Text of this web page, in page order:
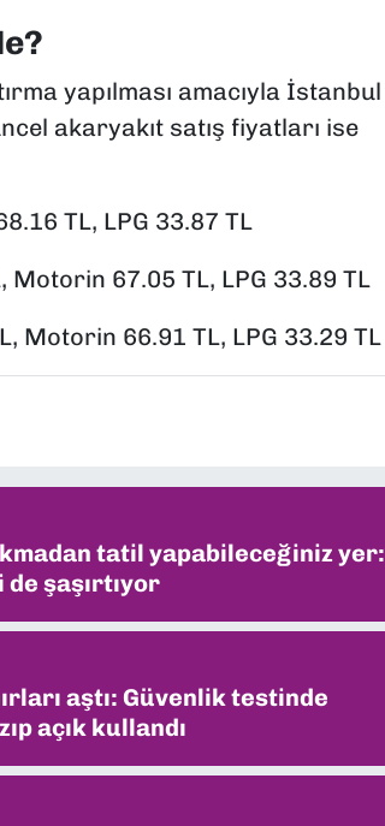
yapılması amacıyla İstanbul
akaryakıt satış fiyatları ise
TL, LPG 33.87 TL
Motorin 67.05 TL, LPG 33.89 TL
Motorin 66.91 TL, LPG 33.29 TL
tatil yapabileceğiniz yer:
şaşırtıyor
aştı: Güvenlik testinde
açık kullandı